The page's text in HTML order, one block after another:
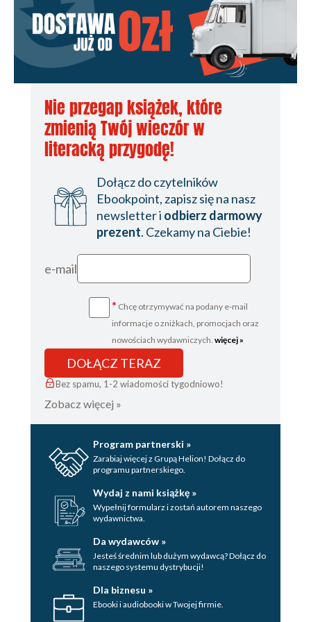
CO ROBIŁ KYLIAN W 14. URODZINY
ROZDZIAŁ 11. AS MONACO, CZYLI MIESZKASZ
W KSIĘSTWIE, ALE BUTY CZYŚCISZ SOBIE SAM
TROCHĘ GEOGRAFII, HISTORII I POLITYKI
ROZDZIAŁ 13. ROSYJSKIE PIENIĄDZE, CZYLI AS
MONACO WRACA DO GRY
ROZDZIAŁ 14. MISTRZ FRANCJI, CZYLI KYLIANA
MARSZ KU SŁAWIE
ROZDZIAŁ 16. SUPERTERCET, CZYLI
MBAPPÉNEYMARCAVANI
I JEGO KADRA
ROZDZIAŁ 18. KYLIAN SIĘ ROZKRĘCA, CZYLI
FAZA GRUPOWA MUNDIALU
ROZDZIAŁ 19. FRANCJA KONTRA ARGENTYNA,
CZYLI PELÉ I USAIN BOLT W JEDNYM
ROZDZIAŁ 20. FINAŁ, CZYLI PO PROSTU
MISTRZOSTWO ŚWIATA
ROZDZIAŁ 21. PIĘKNY GEST, CZYLI CO KYLIAN
ZROBIŁ Z PREMIAMI
ROZDZIAŁ 22. SZALONY SEZON 2019/2020,
CZYLI ŚWIAT ZAMYKA SIĘ NA CZTERY SPUSTY
ROZDZIAŁ 23. BLISKO, CORAZ BLIŻEJ, CZYLI
CO WYDARZYŁO SIĘ W LIZBONIE
Nie przegap książek, które
zmienią Twój wieczór w
literacką przygodę!
Dołącz do czytelników
Ebookpoint, zapisz się na nasz
newsletter i odbierz darmowy
prezent. Czekamy na Ciebie!
e-mail
* Chcę otrzymywać na podany e-mail
informacje o zniżkach, promocjach oraz
nowościach wydawniczych. więcej »
DOŁĄCZ TERAZ
Bez spamu, 1-2 wiadomości tygodniowo!
Zobacz więcej »
Program partnerski »
Zarabiaj więcej z Grupą Helion! Dołącz do
programu partnerskiego.
Wydaj z nami książkę »
Wypełnij formularz i zostań autorem naszego
wydawnictwa.
Da wydawców »
Jesteś średnim lub dużym wydawcą? Dołącz do
naszego systemu dystrybucji!
Dla biznesu »
Ebooki i audiobooki w Twojej firmie.